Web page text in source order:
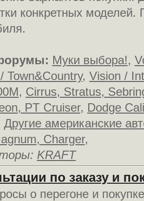
конкретных
Муки выбора!,
Town&Country, Vision /
, Cirrus, Stratus,
PT Cruiser, Dodge
Другие американские
Charger,
KRAFT
по заказу и
о перегоне и